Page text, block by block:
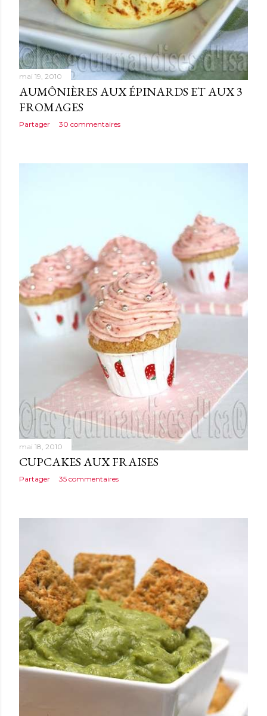
mai 19, 2010
AUMÔNIÈRES AUX ÉPINARDS ET AUX 3
FROMAGES
Partager 30 commentaires
mai 18, 2010
CUPCAKES AUX FRAISES
Partager 35 commentaires